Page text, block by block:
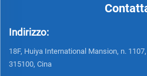
Indirizzo:
18F, Huiya International Mansion, n.
315100, Cina